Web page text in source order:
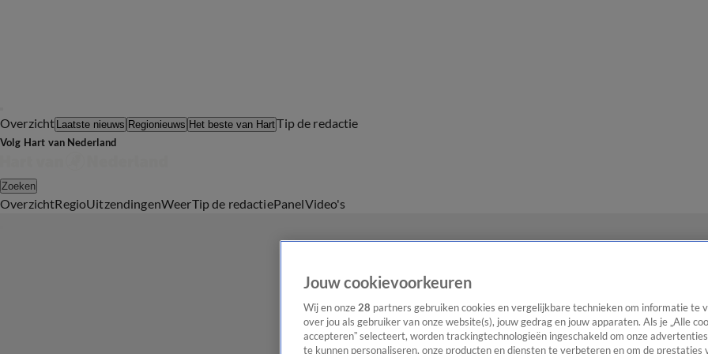
Overzicht Laatste nieuws Regionieuws Het beste van HartTip de redactie
Volg Hart van Nederland
Zoeken
OverzichtRegioUitzendingenWeerTip de redactiePanelVideo's
Jouw cookievoorkeuren
Wij en onze 28 partners gebruiken cookies en vergelijkbare technieken om informatie te
over jou als gebruiker van onze website(s), jouw gedrag en jouw apparaten. Als je „Alle
accepteren” selecteert, worden trackingtechnologieën ingeschakeld om onze
te kunnen personaliseren, onze producten en diensten te verbeteren en om de prestaties